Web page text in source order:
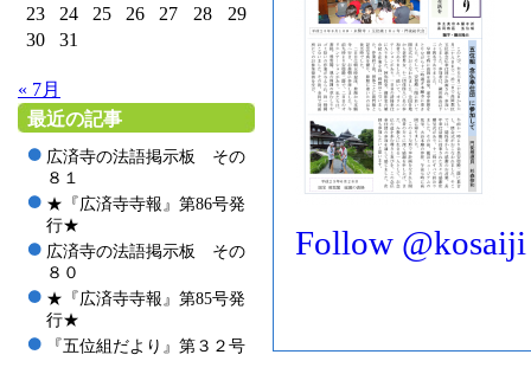
23
24 25 26 27 28
29
30
31
« 7月
最近の記事
広済寺の法語掲示板 その
８１
★『広済寺寺報』第86号発
行★
広済寺の法語掲示板 その
８０
★『広済寺寺報』第85号発
行★
『五位組だより』第３２号
Follow @kosaiji